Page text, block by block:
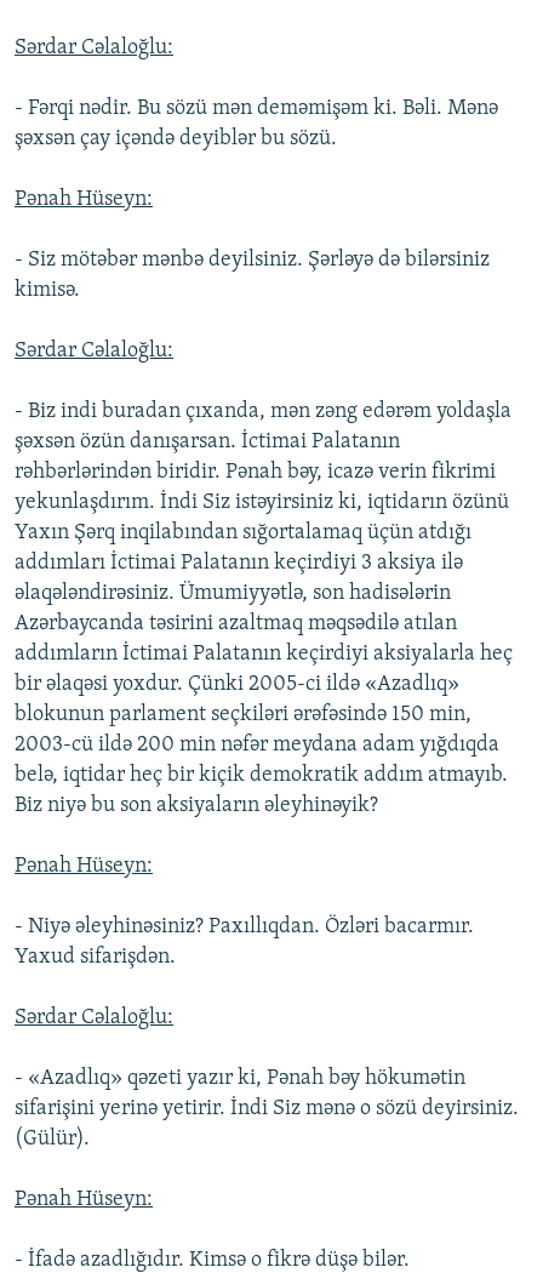
Sərdar Cəlaloğlu:
- Fərqi nədir. Bu sözü mən deməmişəm ki. Bəli. Mənə
şəxsən çay içəndə deyiblər bu sözü.
Pənah Hüseyn:
- Siz mötəbər mənbə deyilsiniz. Şərləyə də bilərsiniz
kimisə.
Sərdar Cəlaloğlu:
- Biz indi buradan çıxanda, mən zəng edərəm yoldaşla
şəxsən özün danışarsan. İctimai Palatanın
rəhbərlərindən biridir. Pənah bəy, icazə verin fikrimi
yekunlaşdırım. İndi Siz istəyirsiniz ki, iqtidarın özünü
Yaxın Şərq inqilabından sığortalamaq üçün atdığı
addımları İctimai Palatanın keçirdiyi 3 aksiya ilə
əlaqələndirəsiniz. Ümumiyyətlə, son hadisələrin
Azərbaycanda təsirini azaltmaq məqsədilə atılan
addımların İctimai Palatanın keçirdiyi aksiyalarla heç
bir əlaqəsi yoxdur. Çünki 2005-ci ildə «Azadlıq»
blokunun parlament seçkiləri ərəfəsində 150 min,
2003-cü ildə 200 min nəfər meydana adam yığdıqda
belə, iqtidar heç bir kiçik demokratik addım atmayıb.
Biz niyə bu son aksiyaların əleyhinəyik?
Pənah Hüseyn:
- Niyə əleyhinəsiniz? Paxıllıqdan. Özləri bacarmır.
Yaxud sifarişdən.
Sərdar Cəlaloğlu:
- «Azadlıq» qəzeti yazır ki, Pənah bəy hökumətin
sifarişini yerinə yetirir. İndi Siz mənə o sözü deyirsiniz.
(Gülür).
Pənah Hüseyn:
- İfadə azadlığıdır. Kimsə o fikrə düşə bilər.